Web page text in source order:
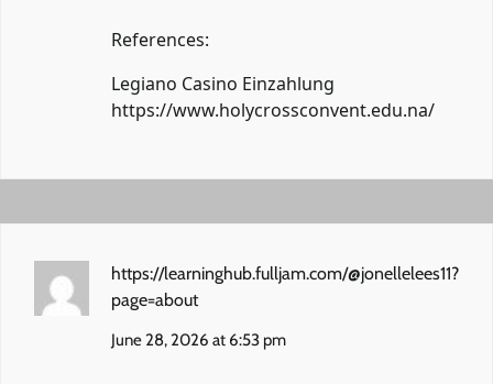
References:
Legiano Casino Einzahlung
https://www.holycrossconvent.edu.na/
https://learninghub.fulljam.com/@jonellelees11?
page=about
June 28, 2026 at 6:53 pm